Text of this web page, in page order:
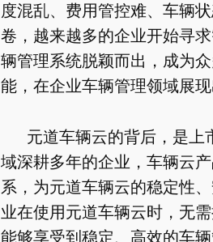
度混乱、费用管控难、车辆
卷，越来越多的企业开始寻
辆管理系统脱颖而出，成为
能，在企业车辆管理领域展
元道车辆云的背后，是上
域深耕多年的企业，车辆云
系，为元道车辆云的稳定性
业在使用元道车辆云时，无
能够享受到稳定、高效的车